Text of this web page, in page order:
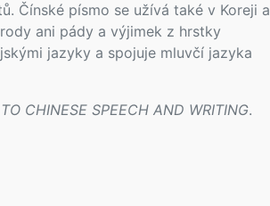
Čínské písmo se užívá také v Koreji a
ani pády a výjimek z hrstky
jazyky a spojuje mluvčí jazyka
CHINESE SPEECH AND WRITING.